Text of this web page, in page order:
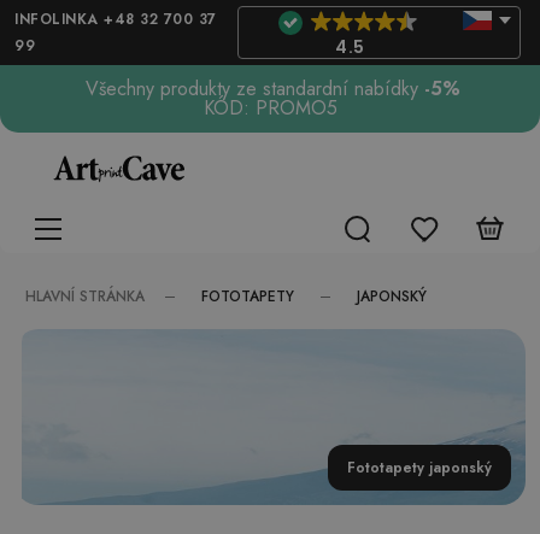
INFOLINKA +48 32 700 37
99
4.5
Všechny produkty ze standardní nabídky -5%
KÓD: PROMO5
HLAVNÍ STRÁNKA FOTOTAPETY JAPONSKÝ
Fototapety japonský